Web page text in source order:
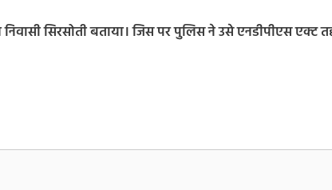
सिरसोती बताया। जिस पर पुलिस ने उसे एनडीपीएस एक्ट